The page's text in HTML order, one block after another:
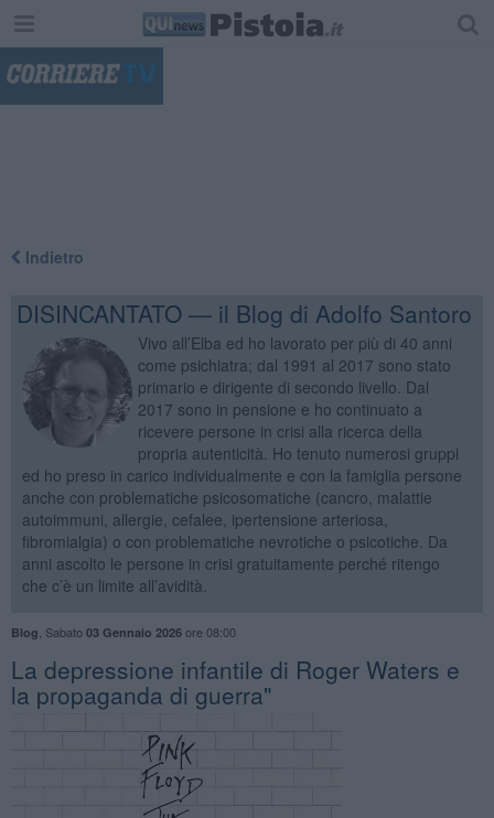
Indietro
DISINCANTATO — il Blog di Adolfo Santoro
Vivo all’Elba ed ho lavorato per più di 40 anni
come psichiatra; dal 1991 al 2017 sono stato
primario e dirigente di secondo livello. Dal
2017 sono in pensione e ho continuato a
ricevere persone in crisi alla ricerca della
propria autenticità. Ho tenuto numerosi gruppi
ed ho preso in carico individualmente e con la famiglia persone
anche con problematiche psicosomatiche (cancro, malattie
autoimmuni, allergie, cefalee, ipertensione arteriosa,
fibromialgia) o con problematiche nevrotiche o psicotiche. Da
anni ascolto le persone in crisi gratuitamente perché ritengo
che c’è un limite all’avidità.
Blog Sabato 03 Gennaio 2026ore 08:00
​La depressione infantile di Roger Waters e
la propaganda di guerra"